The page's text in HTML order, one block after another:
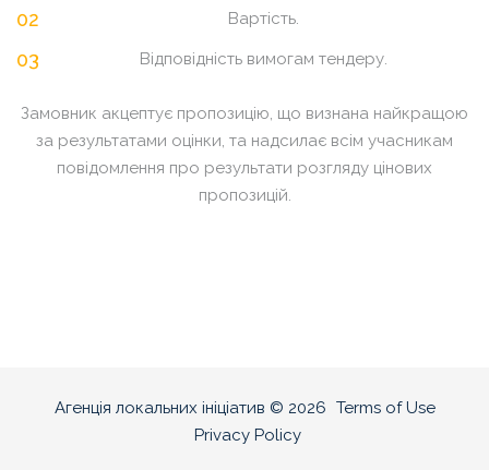
Вартість.
Відповідність вимогам тендеру.
Замовник акцептує пропозицію, що визнана найкращою
за результатами оцінки, та надсилає всім учасникам
повідомлення про результати розгляду цінових
пропозицій.
Агенція локальних ініціатив © 2026 Terms of Use
Privacy Policy